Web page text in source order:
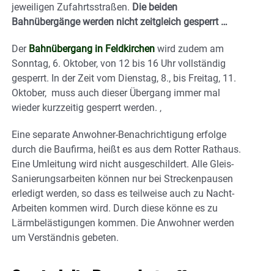
jeweiligen Zufahrtsstraßen. Die beiden
Bahnübergänge werden nicht zeitgleich gesperrt …
Der Bahnübergang in Feldkirchen wird zudem am
Sonntag, 6. Oktober, von 12 bis 16 Uhr vollständig
gesperrt. In der Zeit vom Dienstag, 8., bis Freitag, 11.
Oktober, muss auch dieser Übergang immer mal
wieder kurzzeitig gesperrt werden. ‚
Eine separate Anwohner-Benachrichtigung erfolge
durch die Baufirma, heißt es aus dem Rotter Rathaus.
Eine Umleitung wird nicht ausgeschildert. Alle Gleis-
Sanierungsarbeiten können nur bei Streckenpausen
erledigt werden, so dass es teilweise auch zu Nacht-
Arbeiten kommen wird. Durch diese könne es zu
Lärmbelästigungen kommen. Die Anwohner werden
um Verständnis gebeten.